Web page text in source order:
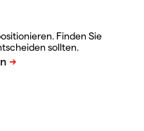
Finden Sie
sollten.